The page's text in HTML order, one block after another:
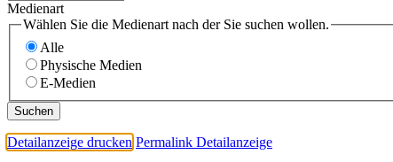
Medienart
Wählen Sie die Medienart nach der Sie suchen wollen.
Alle
Physische Medien
E-Medien
Detailanzeige drucken Permalink Detailanzeige